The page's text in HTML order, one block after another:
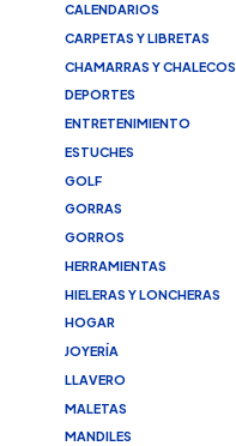
CALENDARIOS
CARPETAS Y LIBRETAS
CHAMARRAS Y CHALECOS
DEPORTES
ENTRETENIMIENTO
ESTUCHES
GOLF
GORRAS
GORROS
HERRAMIENTAS
HIELERAS Y LONCHERAS
HOGAR
JOYERÍA
LLAVERO
MALETAS
MANDILES